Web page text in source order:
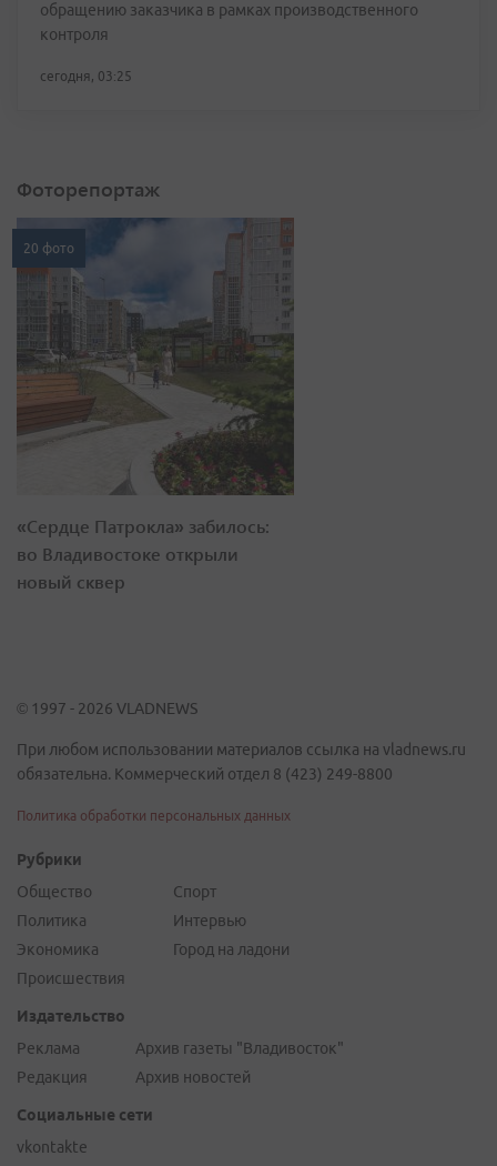
обращению заказчика в рамках производственного
контроля
сегодня, 03:25
Фоторепортаж
20 фото
«Сердце Патрокла» забилось:
во Владивостоке открыли
новый сквер
© 1997 - 2026 VLADNEWS
При любом использовании материалов ссылка на vladnews.ru
обязательна. Коммерческий отдел 8 (423) 249-8800
Политика обработки персональных данных
Рубрики
Общество
Политика
Экономика
Происшествия
Спорт
Интервью
Город на ладони
Издательство
Реклама
Редакция
Архив газеты "Владивосток"
Архив новостей
Социальные сети
vkontakte